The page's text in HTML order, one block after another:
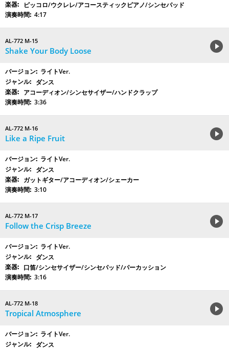
ピッコロ/ウクレレ/アコースティックピアノ/シンセパッド
4:17
AL-772 M-15
Shake Your Body Loose
ライトVer.
ダンス
アコーディオン/シンセサイザー/ハンドクラップ
3:36
AL-772 M-16
Like a Ripe Fruit
ライトVer.
ダンス
ガットギター/アコーディオン/シェーカー
3:10
AL-772 M-17
Follow the Crisp Breeze
ライトVer.
ダンス
口笛/シンセサイザー/シンセパッド/パーカッション
3:16
AL-772 M-18
Tropical Atmosphere
ライトVer.
ダンス